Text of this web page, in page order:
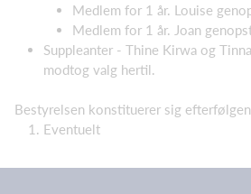
Medlem for 1 år. Louise
Medlem for 1 år. Joan
Suppleanter - Thine Kirwa og
modtog valg hertil.
Bestyrelsen konstituerer sig
Eventuelt